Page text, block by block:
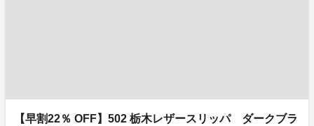
【早割22％ OFF】502 栃木レザースリッパ ダークブラ